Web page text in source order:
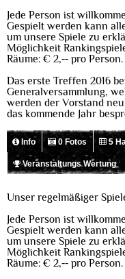
Jede Person ist
Gespielt werden kann
um unsere Spiele zu
Möglichkeit
Räume: € 2,-- pro Person.
Das erste Treffen 2016
Generalversammlung,
werden der Vorstand
das kommende Jahr
Info 0 Fotos 5
Veranstaltungs Wertung
Unser regelmäßiger
Jede Person ist
Gespielt werden kann
um unsere Spiele zu
Möglichkeit
Räume: € 2,-- pro Person.